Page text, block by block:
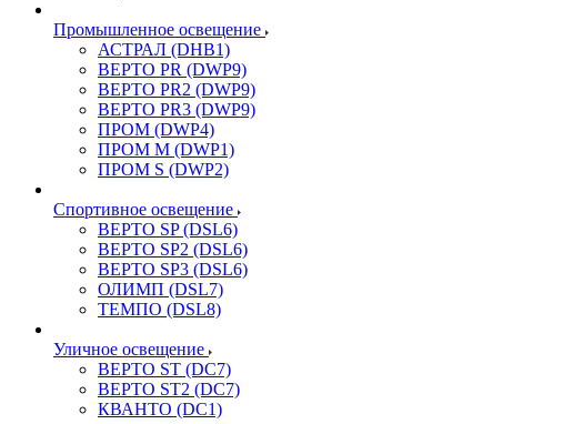
Промышленное освещение
АСТРАЛ (DHB1)
ВЕРТО PR (DWP9)
ВЕРТО PR2 (DWP9)
ВЕРТО PR3 (DWP9)
ПРОМ (DWP4)
ПРОМ M (DWP1)
ПРОМ S (DWP2)
Спортивное освещение
ВЕРТО SP (DSL6)
ВЕРТО SP2 (DSL6)
ВЕРТО SP3 (DSL6)
ОЛИМП (DSL7)
ТЕМПО (DSL8)
Уличное освещение
ВЕРТО ST (DC7)
ВЕРТО ST2 (DC7)
КВАНТО (DC1)